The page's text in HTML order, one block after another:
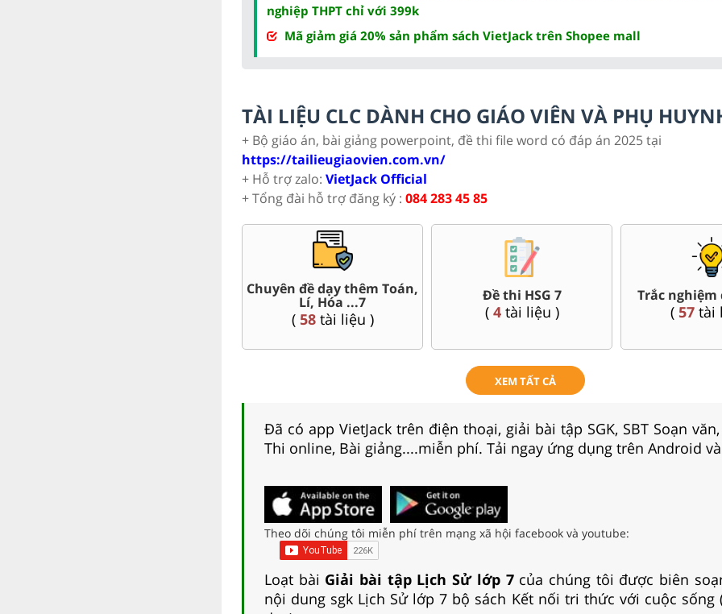
nghiệp THPT chỉ với 399k
Mã giảm giá 20% sản phẩm sách VietJack trên Shopee mall
TÀI LIỆU CLC DÀNH CHO GIÁO VIÊN VÀ PHỤ
+ Bộ giáo án, bài giảng powerpoint, đề thi file word có đáp án 2025 tại
https://tailieugiaovien.com.vn/
+ Hỗ trợ zalo: VietJack Official
+ Tổng đài hỗ trợ đăng ký : 084 283 45 85
Đề thi giữa kì, cuối kì 7
(167tài liệu )
Bài giảng Powerpoint Văn,
Sử, Địa 7....
(35 tài liệu )
Giáo án
( 80tài
XEM TẤT CẢ
Đã có app VietJack trên điện thoại, giải bài tập SGK, SBT Soạn
Thi online, Bài giảng....miễn phí. Tải ngay ứng dụng trên Android
Theo dõi chúng tôi miễn phí trên mạng xã hội facebook và youtube:
Loạt bài Giải bài tập Lịch Sử lớp 7của chúng tôi được biên
nội dung sgk Lịch Sử lớp 7 bộ sách Kết nối tri thức với cuộc sống